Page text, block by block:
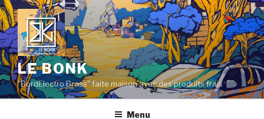
Aller
au
contenu
principal
LE BONK
"BordElectro Brass" faite maison avec des produits frais
Menu